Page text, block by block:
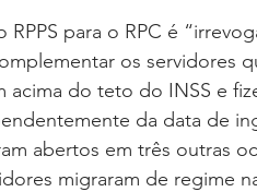
RPPS para o RPC é
os servidores
acima do teto do INSS e
da data de
abertos em três outras
migraram de regime